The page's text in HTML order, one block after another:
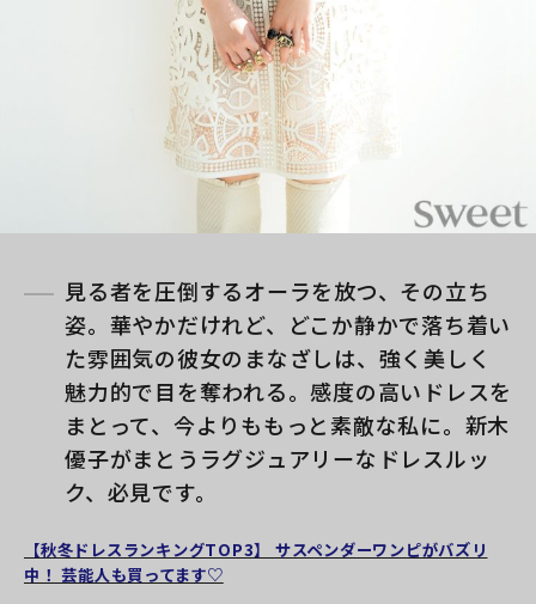
見る者を圧倒するオーラを放つ、その立ち
姿。華やかだけれど、どこか静かで落ち着い
た雰囲気の彼女のまなざしは、強く美しく
魅力的で目を奪われる。感度の高いドレスを
まとって、今よりももっと素敵な私に。新木
優子がまとうラグジュアリーなドレスルッ
ク、必見です。
【秋冬ドレスランキングTOP3】 サスペンダーワンピがバズリ
中！ 芸能人も買ってます♡